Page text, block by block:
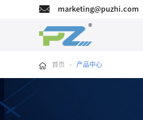
marketing@puzhi.com
首页 - 产品中心